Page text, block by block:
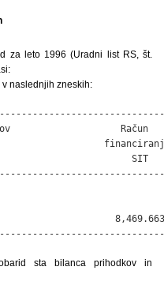
za leto 1996 (Uradni list RS, št.
naslednjih zneskih:
Račun
SIT
8,469.663
sta bilanca prihodkov in